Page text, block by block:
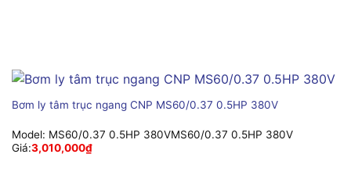
Bơm ly tâm trục ngang CNP MS60/0.37 0.5HP 380V
Model: MS60/0.37 0.5HP 380VMS60/0.37 0.5HP 380V
Giá:3,010,000₫